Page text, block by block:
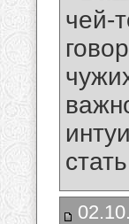
чей-